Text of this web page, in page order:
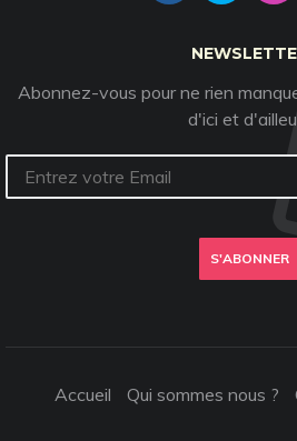
Abonnez-vous pour ne rien
d'ici et
S'ABONNER
Accueil Qui sommes nous ?